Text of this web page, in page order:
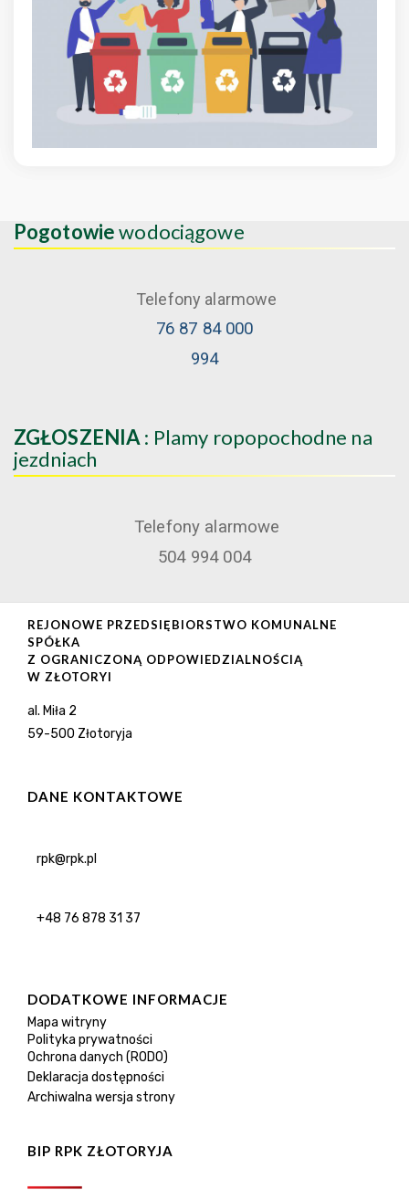
Pogotowiewodociągowe
Telefony alarmowe
76 87 84 000
994
ZGŁOSZENIA : Plamy ropopochodne na
jezdniach
Telefony alarmowe
504 994 004
REJONOWE PRZEDSIĘBIORSTWO KOMUNALNE
SPÓŁKA
Z OGRANICZONĄ ODPOWIEDZIALNOŚCIĄ
W ZŁOTORYI
al. Miła 2
59-500 Złotoryja
DANE KONTAKTOWE
rpk@rpk.pl
+48 76 878 31 37
DODATKOWE INFORMACJE
Mapa witryny
Polityka prywatności
Ochrona danych (RODO)
Deklaracja dostępności
Archiwalna wersja strony
BIP RPK ZŁOTORYJA